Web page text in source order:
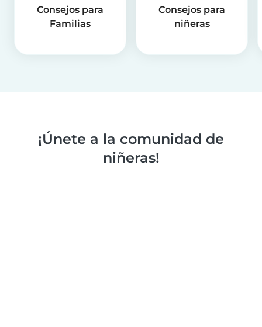
Consejos para
Familias
Consejos para
niñeras
¡Únete a la comunidad de
niñeras!